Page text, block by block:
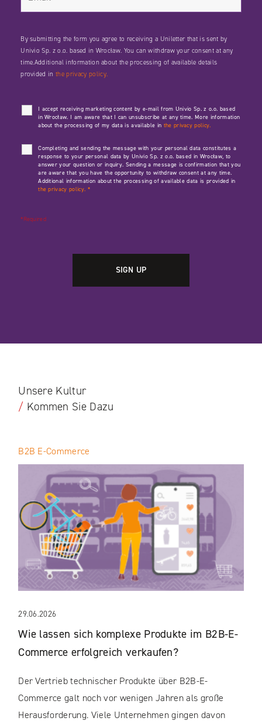
By submitting the form you agree to receiving a Uniletter that is sent by
Univio Sp. z o.o. based in Wrocław. You can withdraw your consent at any
time.Additional information about the processing of available details
provided inthe privacy policy.
I accept receiving marketing content by e-mail from Univio Sp. z o.o. based
in Wrocław. I am aware that I can unsubscribe at any time. More information
about the processing of my data is available in the privacy policy.
Completing and sending the message with your personal data constitutes a
response to your personal data by Univio Sp. z o.o. based in Wrocław, to
answer your question or inquiry. Sending a message is confirmation that you
are aware that you have the opportunity to withdraw consent at any time.
Additional information about the processing of available data is provided in
the privacy policy. *
*Required
Unsere Kultur
/ Kommen Sie Dazu
29.06.2026
Wie lassen sich komplexe Produkte im B2B-E-
Commerce erfolgreich verkaufen?
B2B E‑Commerce
Der Vertrieb technischer Produkte über B2B-E-
Commerce galt noch vor wenigen Jahren als große
Herausforderung. Viele Unternehmen gingen davon